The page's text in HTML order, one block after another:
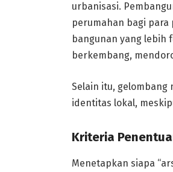
urbanisasi.
perumahan bagi
bangunan yang lebih
berkembang,
Selain itu,
identitas lokal,
Kriteria
Menetapkan siapa